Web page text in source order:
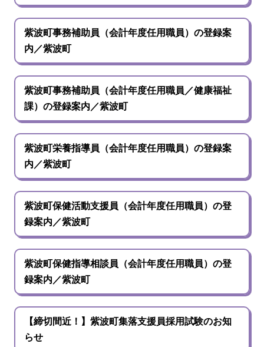
紫波町事務補助員（会計年度任用職員）の登録案
内／紫波町
紫波町事務補助員（会計年度任用職員／健康福祉
課）の登録案内／紫波町
紫波町栄養指導員（会計年度任用職員）の登録案
内／紫波町
紫波町保健活動支援員（会計年度任用職員）の登
録案内／紫波町
紫波町保健指導相談員（会計年度任用職員）の登
録案内／紫波町
【締切間近！】紫波町集落支援員採用試験のお知
らせ